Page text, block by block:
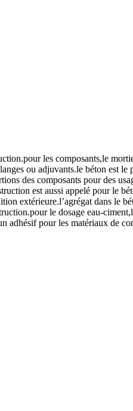
les composants,le
ou adjuvants.le béton est
des composants pour des
est aussi appelé pour le
extérieure.l’agrégat dans le
le dosage eau-
adhésif pour les matériaux de